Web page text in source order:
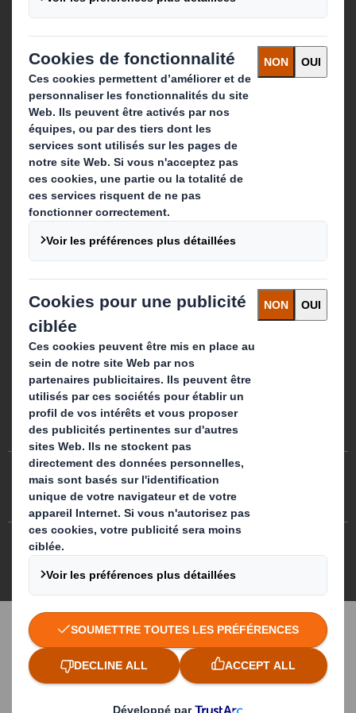
Contact
Nos implantations
Contactez-nous
Suivez-nous
Préférences de cookies Egalité professionnelle
Politique des cookies Politiques de confidentialité
DS Smith 2026 Tous droits réservés
3.7.0.276